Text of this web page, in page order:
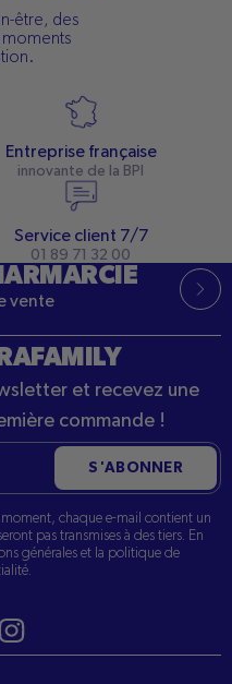
être, des
moments
Entreprise française
innovante de la BPI
Service client 7/7
01 89 71 32 00
et recevez une
commande !
S'ABONNER
chaque e-mail contient un
pas transmises à des tiers. En
générales et la politique de
tiktok
Visitez notre Facebook
vente